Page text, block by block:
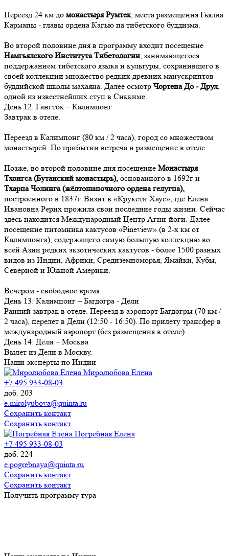
Переезд 24 км до монастыря Румтек, места размещения Гьялва
Кармапы - главы ордена Кагью па тибетского буддизма.
Во второй половине дня в программу входит посещение
Намгьялского Института Тибетологии, занимающегося
поддержанием тибетского языка и культуры, сохранившего в
своей коллекции множество редких древних манускриптов
буддийской школы махаяна. Далее осмотр Чортена До - Друл,
одной из известнейших ступ в Сиккиме.
День 12: Гангток – Калимпонг
Завтрак в отеле.
Переезд в Калимпонг (80 км / 2 часа), город со множеством
монастырей. По прибытии встреча и размещение в отеле.
Позже, во второй половине дня посещение Монастыря
Тхонгса (Бутанский монастырь), основанного в 1692г и
Тхарпа Чолинга (жёлтошапочного ордена гелугпа),
построенного в 1837г. Визит в «Крукети Хаус», где Елена
Ивановна Рерих прожила свои последние годы жизни. Сейчас
здесь находится Международный Центр Агни-йоги. Далее
посещение питомника кактусов «Pineview» (в 2-х км от
Калимпонга), содержащего самую большую коллекцию во
всей Азии редких экзотических кактусов - более 1500 разных
видов из Индии, Африки, Средиземноморья, Ямайки, Кубы,
Северной и Южной Америки.
Вечером - свободное время.
День 13: Калимпонг – Багдогра - Дели
Ранний завтрак в отеле. Переезд в аэропорт Багдогры (70 км /
2 часа), перелет в Дели (12:50 - 16:50). По прилету трансфер в
международный аэропорт (без размещения в отеле).
День 14: Дели – Москва
Вылет из Дели в Москву.
Наши эксперты по Индии
Миролюбова Елена
+7 495 933-08-03
доб. 203
e.mirolyubova@quinta.ru
Сохранить контакт
Сохранить контакт
Погребная Елена
+7 495 933-08-03
доб. 224
e.pogrebnaya@quinta.ru
Сохранить контакт
Сохранить контакт
Получить программу тура